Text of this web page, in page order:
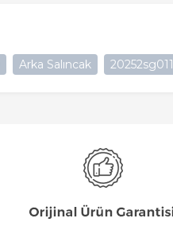
Arka Salıncak 20252sg011